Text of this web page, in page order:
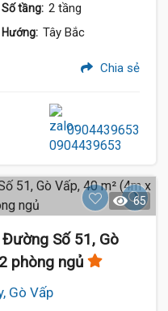
Số tầng: 2 tầng
Hướng: Tây Bắc
Chia sẻ
0904439653
65
Số 51, Gò
phòng ngủ
Gò Vấp